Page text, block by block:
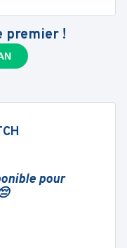
premier !
pour